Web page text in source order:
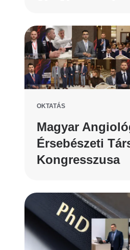
OKTATÁS
Magyar
Érsebészeti
Kongresszusa